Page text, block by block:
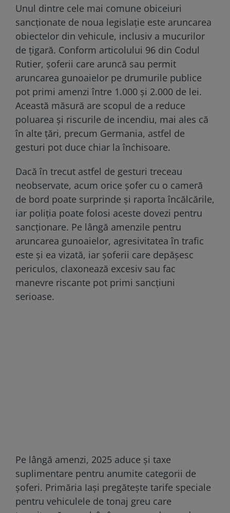
Unul dintre cele mai comune obiceiuri
sancționate de noua legislație este aruncarea
obiectelor din vehicule, inclusiv a mucurilor
de țigară. Conform articolului 96 din Codul
Rutier, șoferii care aruncă sau permit
aruncarea gunoaielor pe drumurile publice
pot primi amenzi între 1.000 și 2.000 de lei.
Această măsură are scopul de a reduce
poluarea și riscurile de incendiu, mai ales că
în alte țări, precum Germania, astfel de
gesturi pot duce chiar la închisoare.
Dacă în trecut astfel de gesturi treceau
neobservate, acum orice șofer cu o cameră
de bord poate surprinde și raporta încălcările,
iar poliția poate folosi aceste dovezi pentru
sancționare. Pe lângă amenzile pentru
aruncarea gunoaielor, agresivitatea în trafic
este și ea vizată, iar șoferii care depășesc
periculos, claxonează excesiv sau fac
manevre riscante pot primi sancțiuni
serioase.
Pe lângă amenzi, 2025 aduce și taxe
suplimentare pentru anumite categorii de
șoferi. Primăria Iași pregătește tarife speciale
pentru vehiculele de tonaj greu care